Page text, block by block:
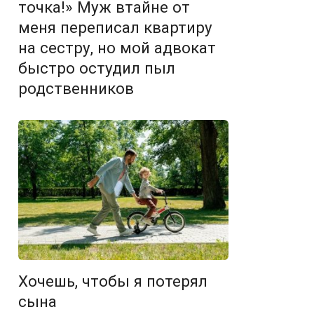
точка!» Муж втайне от
меня переписал квартиру
на сестру, но мой адвокат
быстро остудил пыл
родственников
Хочешь, чтобы я потерял
сына